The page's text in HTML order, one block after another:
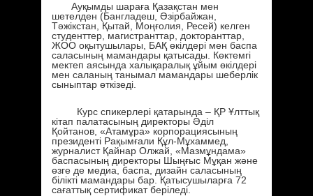
Ауқымды шараға Қазақстан мен
шетелден (Бангладеш, Әзірбайжан,
Тәжікстан, Қытай, Моңғолия, Ресей) келген
студенттер, магистранттар, докторанттар,
ЖОО оқытушылары, БАҚ өкілдері мен баспа
саласының мамандары қатысады. Көктемгі
мектеп аясында халықаралық ұйым өкілдері
мен саланың танымал мамандары шеберлік
сыныптар өткізеді.
Курс спикерлері қатарында – ҚР Ұлттық
кітап палатасының директоры Әділ
Қойтанов, «Атамұра» корпорациясының
президенті Рақымғали Құл-Мұхаммед,
журналист Қайнар Олжай, «Мазмұндама»
баспасының директоры Шыңғыс Мұқан және
өзге де медиа, баспа, дизайн саласының
білікті мамандары бар. Қатысушыларға 72
сағаттық сертификат беріледі.